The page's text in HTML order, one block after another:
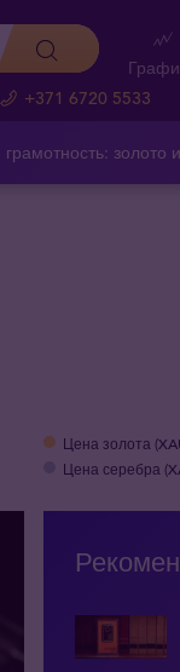
+371 6720 5533
золото
Цена золота
Цена серебра